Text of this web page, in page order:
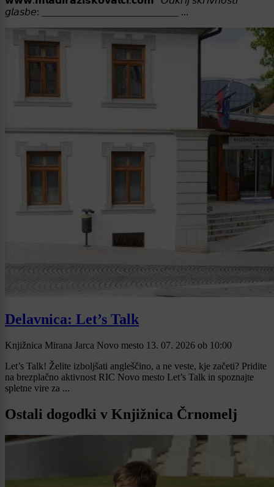
𝘨𝘭𝘢𝘴𝘣𝘦: ____________________________ ...
Delavnica: Let’s Talk
Knjižnica Mirana Jarca Novo mesto 13. 07. 2026 ob 10:00
Let’s Talk! Želite izboljšati angleščino, a ne veste, kje začeti? Pridite
na brezplačno aktivnost RIC Novo mesto Let’s Talk in spoznajte
spletne vire za ...
Ostali dogodki v Knjižnica Črnomelj